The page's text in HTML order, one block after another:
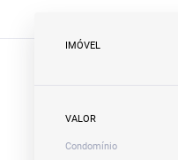
IMÓVEL
VALOR
Condomínio